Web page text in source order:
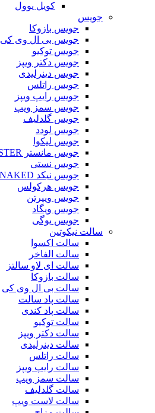
کویل یوول
جویس‌
جویس بازوکا
جویس بی ال وی کی
جویس توکیو
جویس دکتر ویپز
جویس دینرلیدی
جویس راتلس
جویس رایپ ویپز
جویس سمز ویپ
جویس گلدلیف
جویس لودد
جویس لیکوا
جویس مانستر MONSTER
جویس نستی
جویس نیکد NAKED
جویس هرکولس
جویس ویپرتن
جویس ویگاد
جویس یوگی
سالت نیکوتین
سالت اکسوا
سالت الفاخر
سالت ای لاو سالتز
سالت بازوکا
سالت بی ال وی کی
سالت پاد سالت
سالت پاد کندی
سالت توکیو
سالت دکتر ویپز
سالت دینرلیدی
سالت راتلس
سالت رایپ ویپز
سالت سمز ویپ
سالت گلدلیف
سالت لاست ویپ